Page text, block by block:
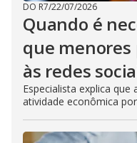
DO R7/22/07/2026
Quando é
que menores
às redes
Especialista explica
atividade econômica